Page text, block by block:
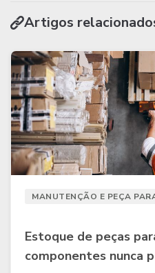
Artigos
MANUTENÇÃO E PEÇA
Estoque de peças
componentes nunca